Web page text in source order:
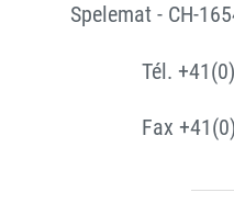
Spelemat - CH-
Tél.
Fax